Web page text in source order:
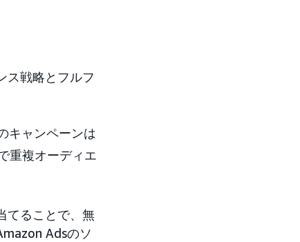
ス戦略とフルフ
キャンペーンは
重複オーディエ
てることで、無
Adsのソ